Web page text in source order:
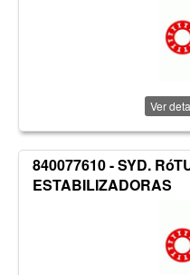
Ver
840077610 - SYD.
ESTABILIZADORAS